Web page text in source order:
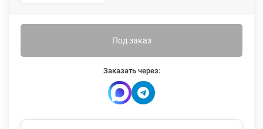
Под заказ
Заказать через: